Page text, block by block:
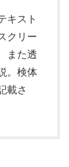
キスト
クリー
また透
。検体
載さ